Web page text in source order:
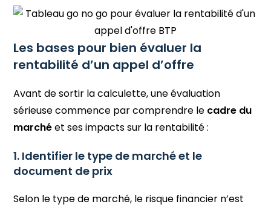
Les bases pour bien évaluer la
rentabilité d’un appel d’offre
Avant de sortir la calculette, une évaluation
sérieuse commence par comprendre le cadre du
marchéet ses impacts sur la rentabilité :
1. Identifier le type de marché et le
document de prix
Selon le type de marché, le risque financier n’est